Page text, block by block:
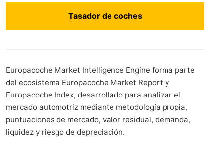
Tasador de coches
Europacoche Market Intelligence Engine forma parte
del ecosistema Europacoche Market Report y
Europacoche Index, desarrollado para analizar el
mercado automotriz mediante metodología propia,
puntuaciones de mercado, valor residual, demanda,
liquidez y riesgo de depreciación.